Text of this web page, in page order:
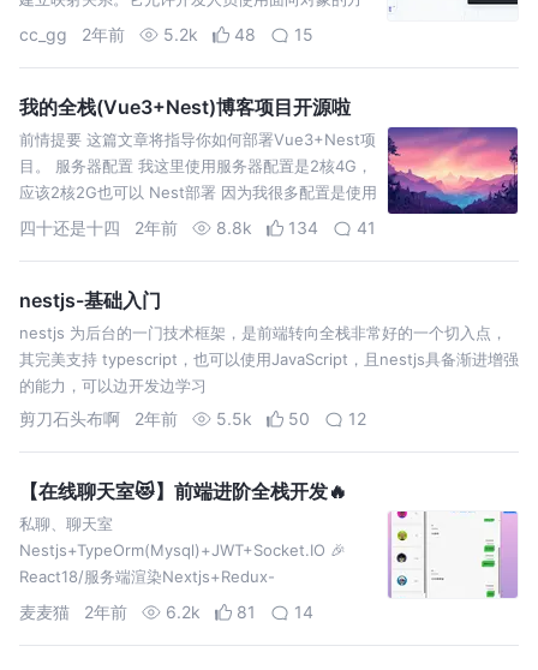
式来操作数据库，而无需直接编写复杂的 SQL 查
cc_gg 2年前 5.2k 48 15
我的全栈(Vue3+Nest)博客项目开源啦
前情提要 这篇文章将指导你如何部署Vue3+Nest项
目。 服务器配置 我这里使用服务器配置是2核4G，
应该2核2G也可以 Nest部署 因为我很多配置是使用
宝塔的，所以下文很多部分我会使用宝塔进行部
四十还是十四 2年前 8.8k 134 41
nestjs-基础入门
nestjs 为后台的一门技术框架，是前端转向全栈非常好的一个切入点，
其完美支持 typescript，也可以使用JavaScript，且nestjs具备渐进增强
的能力，可以边开发边学习
剪刀石头布啊 2年前 5.5k 50 12
【在线聊天室😻】前端进阶全栈开发🔥
私聊、聊天室
Nestjs+TypeOrm(Mysql)+JWT+Socket.IO 🎉
React18/服务端渲染Nextjs+Redux-
toolkit+styled-components🎉
麦麦猫 2年前 6.2k 81 14